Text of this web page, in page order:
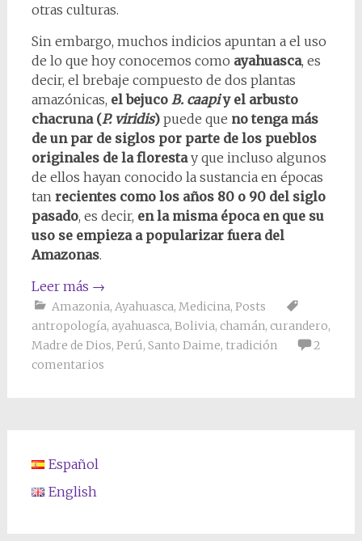
otras culturas.
Sin embargo, muchos indicios apuntan a el uso
de lo que hoy conocemos como ayahuasca, es
decir, el brebaje compuesto de dos plantas
amazónicas, el bejuco B. caapiy el arbusto
chacruna (P. viridis) puede que no tenga más
de un par de siglos por parte de los pueblos
originales de la florestay que incluso algunos
de ellos hayan conocido la sustancia en épocas
tan recientes como los años 80 o 90 del siglo
pasado, es decir, en la misma época en que su
uso se empieza a popularizar fuera del
Amazonas.
Leer más →
Amazonia, Ayahuasca, Medicina, Posts
antropología, ayahuasca, Bolivia, chamán, curandero,
Madre de Dios, Perú, Santo Daime, tradición
2
comentarios
Español
English